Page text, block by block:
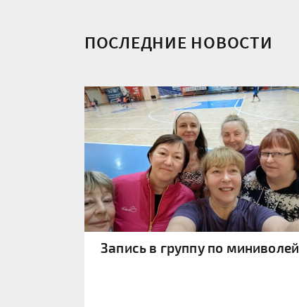
ПОСЛЕДНИЕ НОВОСТИ
Запись в группу по миниволей